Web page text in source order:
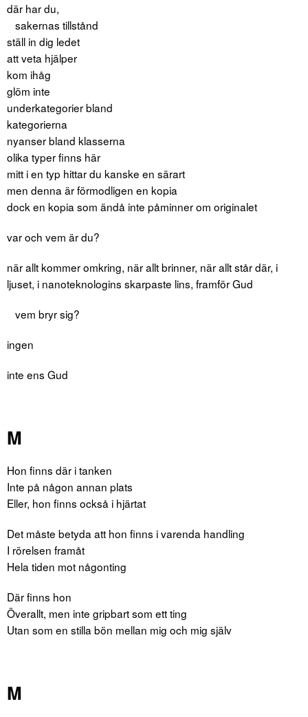
där har du,
sakernas tillstånd
ställ in dig ledet
att veta hjälper
kom ihåg
glöm inte
underkategorier bland
kategorierna
nyanser bland klasserna
olika typer finns här
mitt i en typ hittar du kanske en särart
men denna är förmodligen en kopia
dock en kopia som ändå inte påminner om originalet
var och vem är du?
när allt kommer omkring, när allt brinner, när allt står där, i
ljuset, i nanoteknologins skarpaste lins, framför Gud
vem bryr sig?
ingen
inte ens Gud
M
Hon finns där i tanken
Inte på någon annan plats
Eller, hon finns också i hjärtat
Det måste betyda att hon finns i varenda handling
I rörelsen framåt
Hela tiden mot någonting
Där finns hon
Överallt, men inte gripbart som ett ting
Utan som en stilla bön mellan mig och mig själv
M